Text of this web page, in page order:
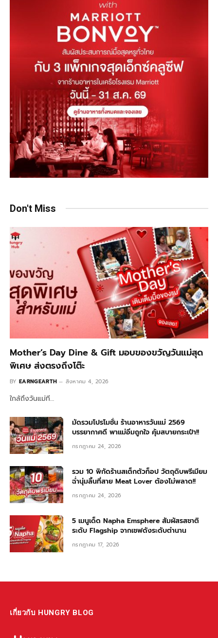
Don't Miss
Mother’s Day Dine & Gift มอบของขวัญวันแม่สุด
พิเศษ ส่งตรงถึงโต๊ะ
BY EARNGEARTH สิงหาคม 4, 2026
ใกล้ถึงวันแม่ที…
มัดรวมโปรโมชั่น ร้านอาหารวันแม่ 2569
บรรยากาศดี พาแม่อิ่มถูกใจ คุ้มสบายกระเป๋า!!
กรกฎาคม 24, 2026
รวม 10 พิกัดร้านสเต็กตัวท็อป วัตถุดิบพรีเมียม
ฉ่ำนุ่มลิ้นที่สาย Meat Lover ต้องไม่พลาด!!
กรกฎาคม 24, 2026
5 เมนูเด็ด Napha Emsphere สัมผัสรสชาติ
ระดับ Flagship จากเชฟดังระดับตำนาน
กรกฎาคม 17, 2026
เกี่ยวกับ HUNGRY BLOG